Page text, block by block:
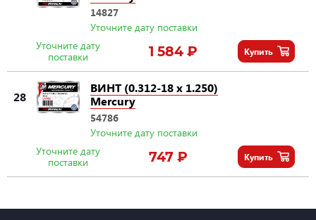
14827
Уточните дату поставки
Уточните дату
поставки
1 584 ₽ Купить
28
ВИНТ (0.312-18 x 1.250)
Mercury
54786
Уточните дату поставки
Уточните дату
поставки
747 ₽ Купить